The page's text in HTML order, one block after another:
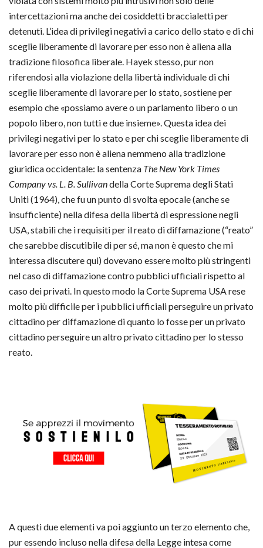
intercettazioni ma anche dei cosiddetti braccialetti per
detenuti. L’idea di privilegi negativi a carico dello stato e di chi
sceglie liberamente di lavorare per esso non è aliena alla
tradizione filosofica liberale. Hayek stesso, pur non
riferendosi alla violazione della libertà individuale di chi
sceglie liberamente di lavorare per lo stato, sostiene per
esempio che «possiamo avere o un parlamento libero o un
popolo libero, non tutti e due insieme». Questa idea dei
privilegi negativi per lo stato e per chi sceglie liberamente di
lavorare per esso non è aliena nemmeno alla tradizione
giuridica occidentale: la sentenza The New York Times
Company vs. L. B. Sullivandella Corte Suprema degli Stati
Uniti (1964), che fu un punto di svolta epocale (anche se
insufficiente) nella difesa della libertà di espressione negli
USA, stabilì che i requisiti per il reato di diffamazione (“reato”
che sarebbe discutibile di per sé, ma non è questo che mi
interessa discutere qui) dovevano essere molto più stringenti
nel caso di diffamazione contro pubblici ufficiali rispetto al
caso dei privati. In questo modo la Corte Suprema USA rese
molto più difficile per i pubblici ufficiali perseguire un privato
cittadino per diffamazione di quanto lo fosse per un privato
cittadino perseguire un altro privato cittadino per lo stesso
reato.
A questi due elementi va poi aggiunto un terzo elemento che,
pur essendo incluso nella difesa della Legge intesa come